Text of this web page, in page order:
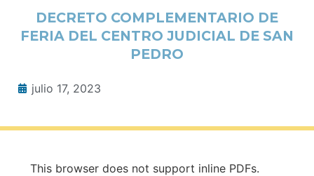
DECRETO COMPLEMENTARIO DE
FERIA DEL CENTRO JUDICIAL DE SAN
PEDRO
julio 17, 2023
This browser does not support inline PDFs.